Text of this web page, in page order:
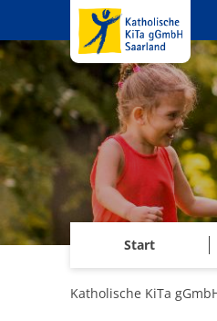
Zum Inhalt springen
Start
Katholische KiTa